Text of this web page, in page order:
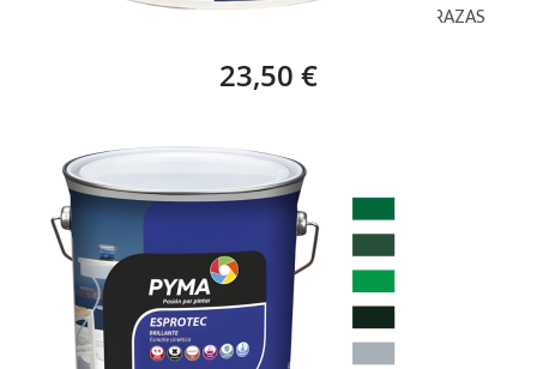
ROJO LEVANTE, PYMA CYMAELASTIC H100 TERRAZAS
23,50 €